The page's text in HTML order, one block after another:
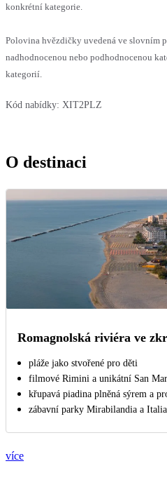
konkrétní kategorie.
Polovina hvězdičky uvedená ve slovním
nadhodnocenou nebo podhodnocenou
kategorií.
Kód nabídky: XIT2PLZ
O destinaci
Romagnolská riviéra ve
pláže jako stvořené pro děti
filmové Rimini a unikátní San
křupavá piadina plněná sýrem a
zábavní parky Mirabilandia a
více